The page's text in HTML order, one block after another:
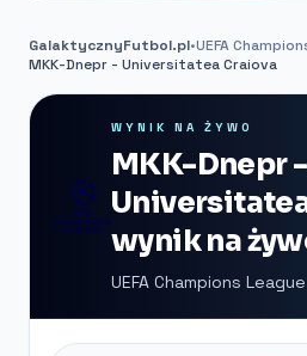
GalaktycznyFutbol.pl•UEFA
MKK-Dnepr - Universitatea Craiova
WYNIK NA ŻYWO
MKK-Dnepr -
wynik na
UEFA Champions